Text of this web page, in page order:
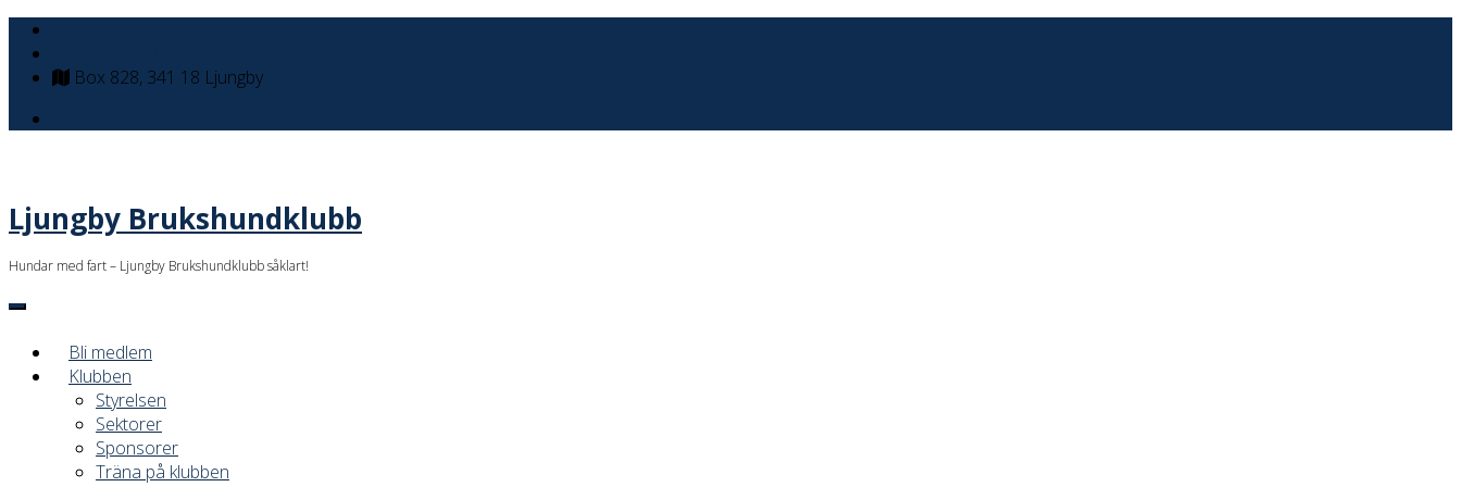
Box 828, 341 18 Ljungby
Ljungby Brukshundklubb
Hundar med fart – Ljungby Brukshundklubb såklart!
Bli medlem
Klubben
Styrelsen
Sektorer
Sponsorer
Träna på klubben